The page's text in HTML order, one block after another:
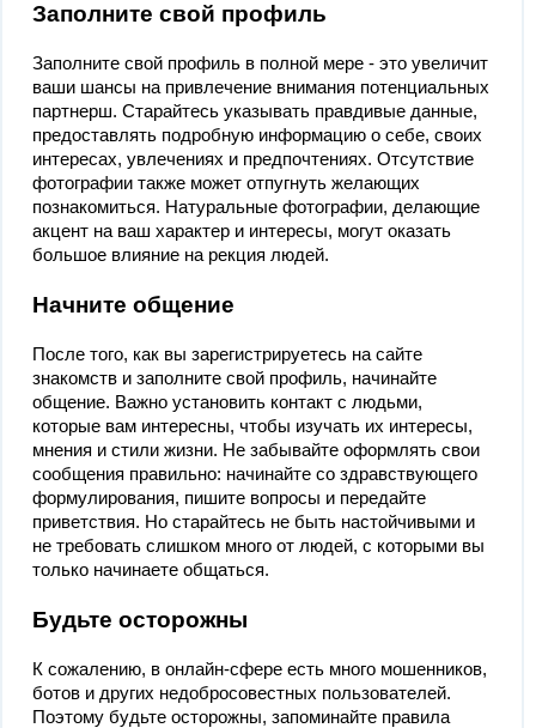
Заполните свой профиль
Заполните свой профиль в полной мере - это увеличит
ваши шансы на привлечение внимания потенциальных
партнерш. Старайтесь указывать правдивые данные,
предоставлять подробную информацию о себе, своих
интересах, увлечениях и предпочтениях. Отсутствие
фотографии также может отпугнуть желающих
познакомиться. Натуральные фотографии, делающие
акцент на ваш характер и интересы, могут оказать
большое влияние на рекция людей.
Начните общение
После того, как вы зарегистрируетесь на сайте
знакомств и заполните свой профиль, начинайте
общение. Важно установить контакт с людьми,
которые вам интересны, чтобы изучать их интересы,
мнения и стили жизни. Не забывайте оформлять свои
сообщения правильно: начинайте со здравствующего
формулирования, пишите вопросы и передайте
приветствия. Но старайтесь не быть настойчивыми и
не требовать слишком много от людей, с которыми вы
только начинаете общаться.
Будьте осторожны
К сожалению, в онлайн-сфере есть много мошенников,
ботов и других недобросовестных пользователей.
Поэтому будьте осторожны, запоминайте правила